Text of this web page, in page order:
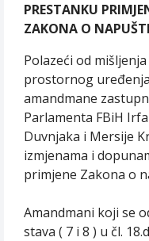
PRESTANKU
ZAKONA O
Polazeći od
prostornog
amandmane
Parlamenta FBiH
Duvnjaka i Mersije
izmjenama i
primjene Zakona o
Amandmani koji se
stava ( 7 i 8 ) u čl.